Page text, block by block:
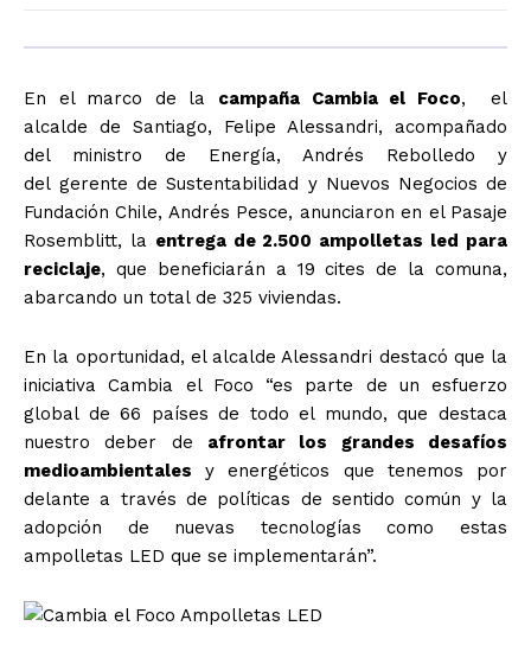
En el marco de la campaña Cambia el Foco, el
alcalde de Santiago, Felipe Alessandri, acompañado
del ministro de Energía, Andrés Rebolledo y
del gerente de Sustentabilidad y Nuevos Negocios de
Fundación Chile, Andrés Pesce, anunciaron en el Pasaje
Rosemblitt, la entrega de 2.500 ampolletas led para
reciclaje, que beneficiarán a 19 cites de la comuna,
abarcando un total de 325 viviendas.
En la oportunidad, el alcalde Alessandri destacó que la
iniciativa Cambia el Foco “es parte de un esfuerzo
global de 66 países de todo el mundo, que destaca
nuestro deber de afrontar los grandes desafíos
medioambientales y energéticos que tenemos por
delante a través de políticas de sentido común y la
adopción de nuevas tecnologías como estas
ampolletas LED que se implementarán”.